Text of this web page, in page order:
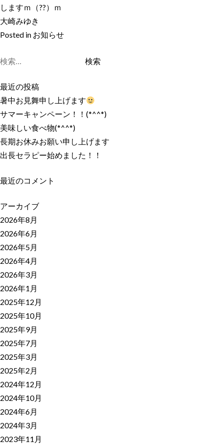
しますｍ（??）ｍ
大崎みゆき
Posted in お知らせ
検
最近の投稿
暑中お見舞申し上げます
サマーキャンペーン！！(*^^*)
美味しい食べ物(*^^*)
長期お休みお願い申し上げます
出長セラピー始めました！！
最近のコメント
アーカイブ
2026年8月
2026年6月
2026年5月
2026年4月
2026年3月
2026年1月
2025年12月
2025年10月
2025年9月
2025年7月
2025年3月
2025年2月
2024年12月
2024年10月
2024年6月
2024年3月
2023年11月